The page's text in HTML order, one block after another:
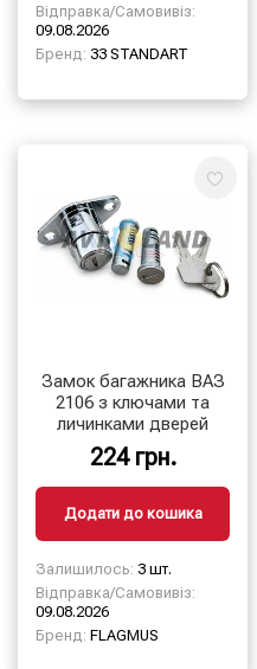
Відправка/Самовивіз:
09.08.2026
Бренд: 33 STANDART
Замок багажника ВАЗ
2106 з ключами та
личинками дверей
224 грн.
Додати до кошика
Залишилось: 3 шт.
Відправка/Самовивіз:
09.08.2026
Бренд: FLAGMUS